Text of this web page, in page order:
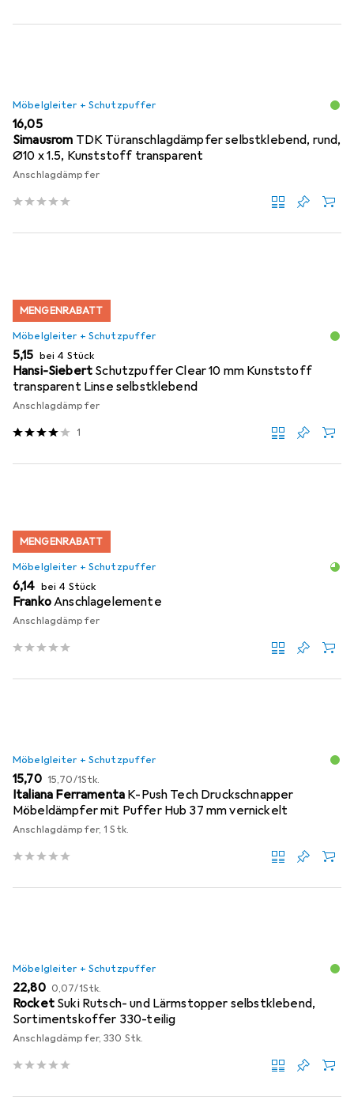
Möbelgleiter + Schutzpuffer
EUR
16,05
Simausrom TDK Türanschlagdämpfer selbstklebend, rund,
Ø10 x 1.5, Kunststoff transparent
Anschlagdämpfer
MENGENRABATT
Möbelgleiter + Schutzpuffer
EUR
5,15 bei 4 Stück
Hansi-Siebert Schutzpuffer Clear 10 mm Kunststoff
transparent Linse selbstklebend
Anschlagdämpfer
1
MENGENRABATT
Möbelgleiter + Schutzpuffer
EUR
6,14 bei 4 Stück
FrankoAnschlagelemente
Anschlagdämpfer
Möbelgleiter + Schutzpuffer
EUR
15,70 EUR
15,70/1Stk.
Italiana Ferramenta K-Push Tech Druckschnapper
Möbeldämpfer mit Puffer Hub 37 mm vernickelt
Anschlagdämpfer, 1 Stk.
Möbelgleiter + Schutzpuffer
EUR
22,80 EUR
0,07/1Stk.
Rocket Suki Rutsch- und Lärmstopper selbstklebend,
Sortimentskoffer 330-teilig
Anschlagdämpfer, 330 Stk.